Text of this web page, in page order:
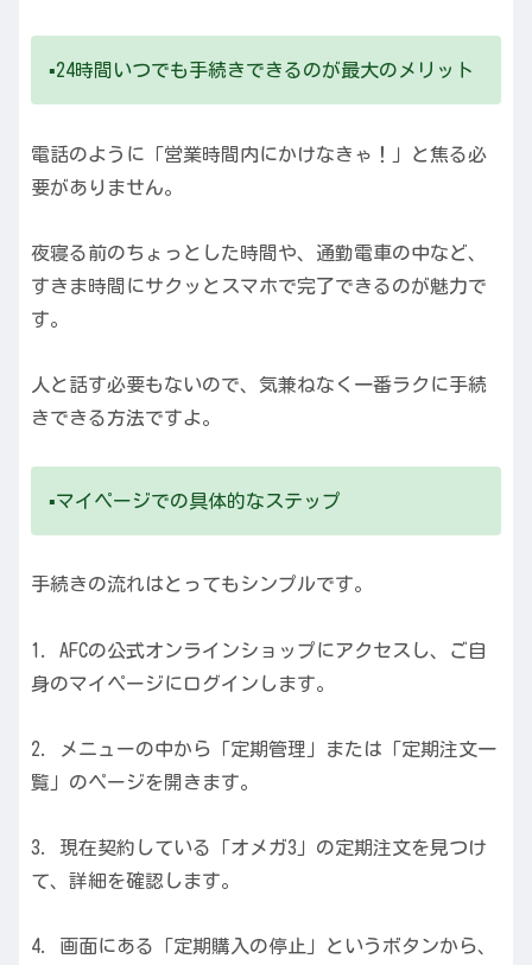
▪️24時間いつでも手続きできるのが最大のメリット
電話のように「営業時間内にかけなきゃ！」と焦る必
要がありません。
夜寝る前のちょっとした時間や、通勤電車の中など、
すきま時間にサクッとスマホで完了できるのが魅力で
す。
人と話す必要もないので、気兼ねなく一番ラクに手続
きできる方法ですよ。
▪️マイページでの具体的なステップ
手続きの流れはとってもシンプルです。
1. AFCの公式オンラインショップにアクセスし、ご自
身のマイページにログインします。
2. メニューの中から「定期管理」または「定期注文一
覧」のページを開きます。
3. 現在契約している「オメガ3」の定期注文を見つけ
て、詳細を確認します。
4. 画面にある「定期購入の停止」というボタンから、